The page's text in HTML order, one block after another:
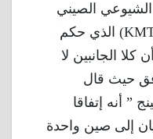
الصيني
(CCP) و حزب الكومينتانج (KMT) الذي حكم
كلا الجانبين لا
حيث قال
” أنه إتفاقا
إلى صين واحدة